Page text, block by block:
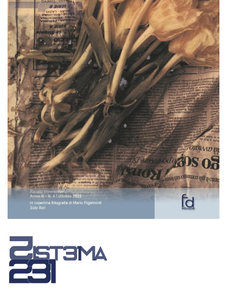
EXTRA
CODICI RUBRICHE LIBRI PROCEEDINGS PUBBLICITÀ CONTATTI
SOCIAL MEDIA